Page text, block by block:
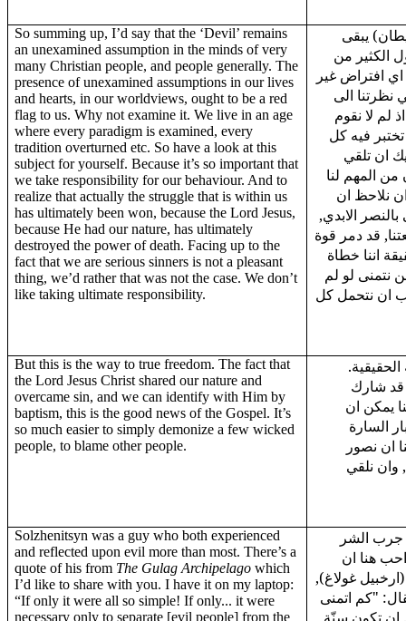
So summing up, I’d say that the ‘Devil’ remains
an unexamined assumption in the minds of very
many Christian people, and people generally. The
presence of unexamined assumptions in our lives
and hearts, in our worldviews, ought to be a red
flag to us. Why not examine it. We live in an age
where every paradigm is examined, every
tradition overturned etc. So have a look at this
subject for yourself. Because it’s so important that
we take responsibility for our behaviour. And to
realize that actually the struggle that is within us
has ultimately been won, because the Lord Jesus,
because He had our nature, has ultimately
destroyed the power of death. Facing up to the
fact that we are serious sinners is not a pleasant
thing, we’d rather that was not the case. We don’t
like taking ultimate responsibility.
يبقى
الكثير من
افتراض غير
نظرتنا الى
لم لا نقوم
فيه كل
ان تلقي
المهم لنا
نلاحظ ان
الابدي,
قد دمر قوة
اننا خطاة
نتمنى لو لم
ان نتحمل كل
But this is the way to true freedom. The fact that
the Lord Jesus Christ shared our nature and
overcame sin, and we can identify with Him by
baptism, this is the good news of the Gospel. It’s
so much easier to simply demonize a few wicked
people, to blame other people.
قد شارك
يمكن ان
السارة
ان نصور
وان نلقي
Solzhenitsyn was a guy who both experienced
and reflected upon evil more than most. There’s a
quote of his from The Gulag Archipelagowhich
I’d like to share with you. I have it on my laptop:
“If only it were all so simple! If only... it were
necessary only to separate [evil people] from the
الشر
هنا ان
غولاغ),
"كم اتمنى